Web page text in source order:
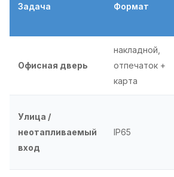
Задача Формат
Офисная дверь
накладной,
отпечаток +
карта
Улица /
неотапливаемый
вход
IP65